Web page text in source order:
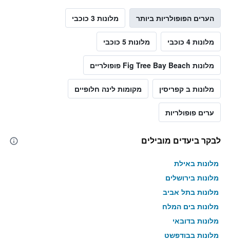
הערים הפופולריות ביותר מלונות 3 כוכבי
מלונות 4 כוכבי מלונות 5 כוכבי
מלונות Fig Tree Bay Beach פופולריים
מלונות ב קפריסין מקומות לינה חלופיים
ערים פופולריות
לבקר ביעדים מובילים
מלונות באילת
מלונות בירושלים
מלונות בתל אביב
מלונות בים המלח
מלונות בדובאי
מלונות בבודפשט